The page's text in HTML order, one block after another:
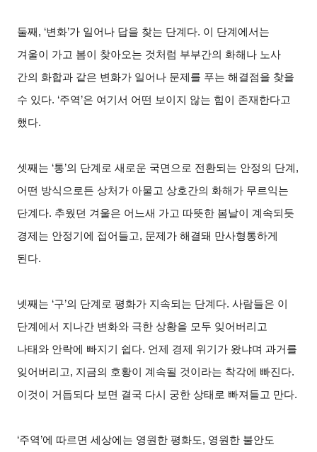
둘째, ‘변화’가 일어나 답을 찾는 단계다. 이 단계에서는
겨울이 가고 봄이 찾아오는 것처럼 부부간의 화해나 노사
간의 화합과 같은 변화가 일어나 문제를 푸는 해결점을 찾을
수 있다. ‘주역’은 여기서 어떤 보이지 않는 힘이 존재한다고
했다.
셋째는 ‘통’의 단계로 새로운 국면으로 전환되는 안정의 단계,
어떤 방식으로든 상처가 아물고 상호간의 화해가 무르익는
단계다. 추웠던 겨울은 어느새 가고 따뜻한 봄날이 계속되듯
경제는 안정기에 접어들고, 문제가 해결돼 만사형통하게
된다.
넷째는 ‘구’의 단계로 평화가 지속되는 단계다. 사람들은 이
단계에서 지나간 변화와 극한 상황을 모두 잊어버리고
나태와 안락에 빠지기 쉽다. 언제 경제 위기가 왔냐며 과거를
잊어버리고, 지금의 호황이 계속될 것이라는 착각에 빠진다.
이것이 거듭되다 보면 결국 다시 궁한 상태로 빠져들고 만다.
‘주역’에 따르면 세상에는 영원한 평화도, 영원한 불안도